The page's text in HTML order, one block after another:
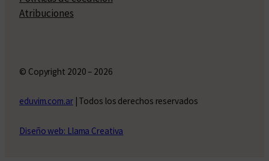
Atribuciones
© Copyright 2020 – 2026
eduvim.com.ar| Todos los derechos reservados
Diseño web: Llama Creativa